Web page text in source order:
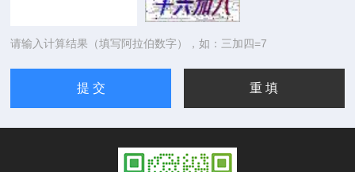
请输入计算结果（填写阿拉伯数字），如：三加四=7